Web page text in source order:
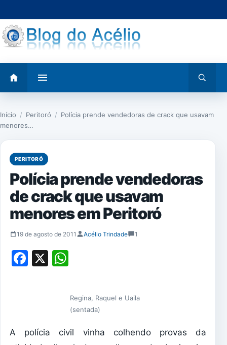
para
o
conteúdo
menu
busca
Início / Peritoró / Polícia prende vendedoras de crack que usavam
menores…
PERITORÓ
Polícia prende vendedoras
de crack que usavam
menores em Peritoró
19 de agosto de 2011 Acélio Trindade 1
Facebook
X
Regina, Raquel e Uaila
(sentada)
A polícia civil vinha colhendo provas da